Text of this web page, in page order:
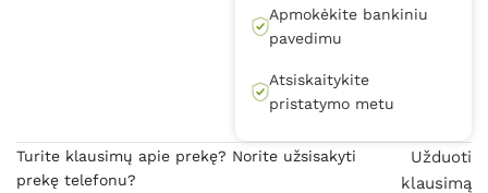
Apmokėkite bankiniu
pavedimu
Atsiskaitykite
pristatymo metu
Turite klausimų apie prekę? Norite užsisakyti
prekę telefonu?
Užduoti
klausimą